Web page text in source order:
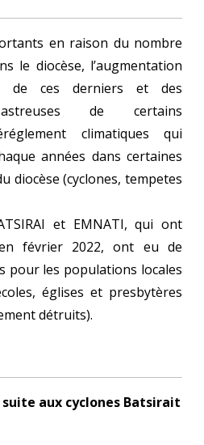
en raison du nombre
le diocèse, l’augmentation
de ces derniers et des
de certains
climatiques qui
années dans certaines
diocèse (cyclones, tempetes
et EMNATI, qui ont
février 2022, ont eu de
pour les populations locales
églises et presbytères
détruits).
suite aux cyclones Batsirait